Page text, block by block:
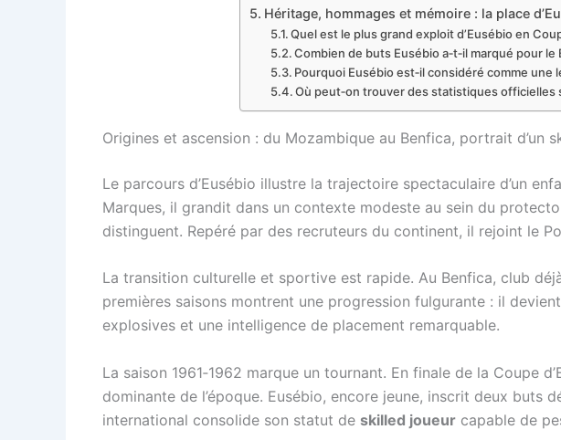
Héritage, hommages et mémoire : la place
Quel est le plus grand exploit d’Eusébio en
Combien de buts Eusébio a‑t‑il marqué pour le
Pourquoi Eusébio est‑il considéré comme une
Où peut‑on trouver des statistiques officielles
Origines et ascension : du Mozambique au Benfica, portrait d’un
Le parcours d’Eusébio illustre la trajectoire spectaculaire d’un
Marques, il grandit dans un contexte modeste au sein du
distinguent. Repéré par des recruteurs du continent, il rejoint le
La transition culturelle et sportive est rapide. Au Benfica, club
premières saisons montrent une progression fulgurante : il
explosives et une intelligence de placement remarquable.
La saison 1961‑1962 marque un tournant. En finale de la Coupe
dominante de l’époque. Eusébio, encore jeune, inscrit deux
international consolide son statut de skilled joueur capable de